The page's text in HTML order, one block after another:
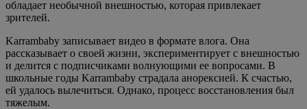
обладает необычной внешностью, которая привлекает
зрителей.
Karrambaby записывает видео в формате влога. Она
рассказывает о своей жизни, экспериментирует с внешностью
и делится с подписчиками волнующими ее вопросами. В
школьные годы Karrambaby страдала анорексией. К счастью,
ей удалось вылечиться. Однако, процесс восстановления был
тяжелым.